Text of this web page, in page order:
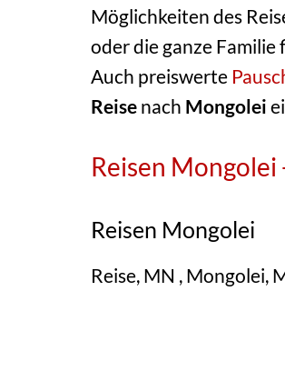
Möglichkeiten des
oder die ganze Familie
Auch preiswerte
Reisenach Mongolei
Reisen Mongolei
Reisen Mongolei
Reise, MN , Mongolei,